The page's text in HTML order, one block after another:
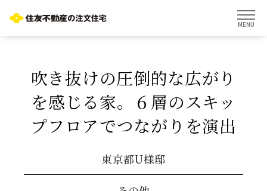
MENU
吹き抜けの圧倒的な広がり
を感じる家。６層のスキッ
プフロアでつながりを演出
東京都U様邸